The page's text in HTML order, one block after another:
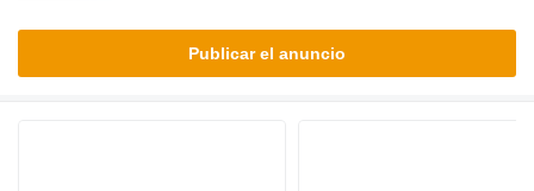
Publicar el anuncio